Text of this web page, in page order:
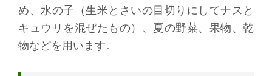
め、水の子（生米とさいの目切りにしてナスと
キュウリを混ぜたもの）、夏の野菜、果物、乾
物などを用います。